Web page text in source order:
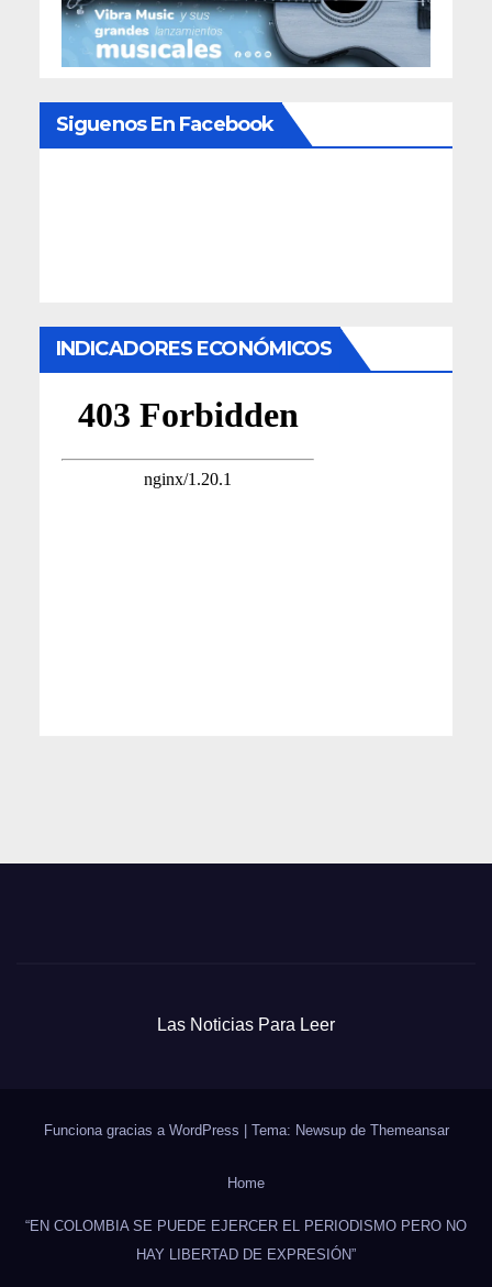
Siguenos En Facebook
INDICADORES ECONÓMICOS
Las Noticias Para Leer
Funciona gracias a WordPress Tema: Newsup de Themeansar
Home
“EN COLOMBIA SE PUEDE EJERCER EL PERIODISMO PERO NO
HAY LIBERTAD DE EXPRESIÓN”